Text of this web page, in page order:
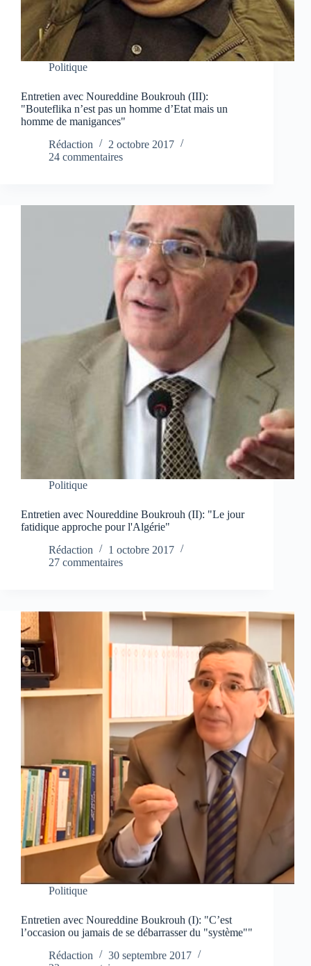
Politique
Entretien avec Noureddine Boukrouh (III):
"Bouteflika n’est pas un homme d’Etat mais un
homme de manigances"
Rédaction
2 octobre 2017
24 commentaires
Politique
Entretien avec Noureddine Boukrouh (II): "Le jour
fatidique approche pour l'Algérie"
Rédaction
1 octobre 2017
27 commentaires
Politique
Entretien avec Noureddine Boukrouh (I): "C’est
l’occasion ou jamais de se débarrasser du "système""
Rédaction
30 septembre 2017